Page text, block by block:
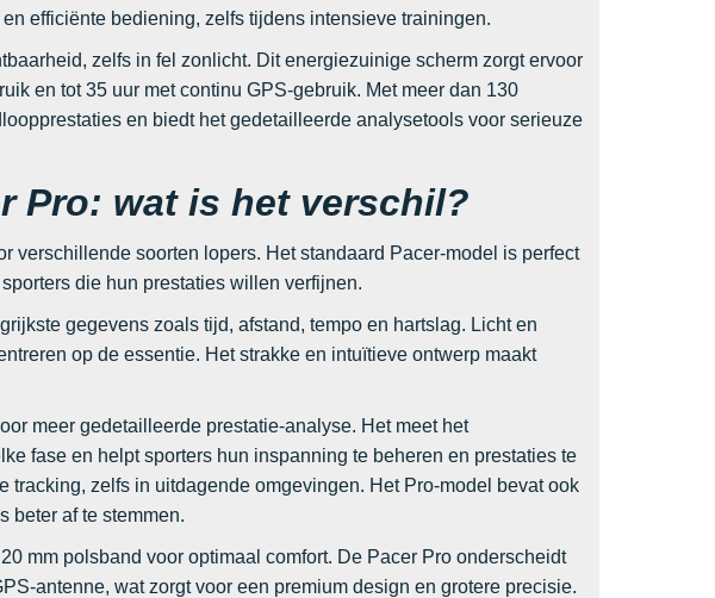
efficiënte bediening, zelfs tijdens intensieve trainingen.
zelfs in fel zonlicht. Dit energiezuinige scherm zorgt ervoor
en tot 35 uur met continu GPS-gebruik. Met meer dan 130
en biedt het gedetailleerde analysetools voor serieuze
Pro: wat is het verschil?
verschillende soorten lopers. Het standaard Pacer-model is perfect
die hun prestaties willen verfijnen.
gegevens zoals tijd, afstand, tempo en hartslag. Licht en
op de essentie. Het strakke en intuïtieve ontwerp maakt
meer gedetailleerde prestatie-analyse. Het meet het
fase en helpt sporters hun inspanning te beheren en prestaties te
tracking, zelfs in uitdagende omgevingen. Het Pro-model bevat ook
beter af te stemmen.
mm polsband voor optimaal comfort. De Pacer Pro onderscheidt
antenne, wat zorgt voor een premium design en grotere precisie.